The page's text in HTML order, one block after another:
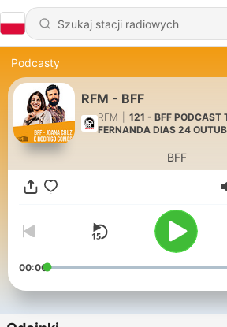
Podcasty
RFM - BFF
RFM
121 - BFF PODCAST
FERNANDA DIAS 24
BFF
00:00